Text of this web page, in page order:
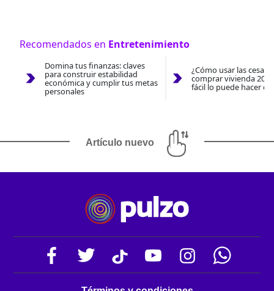
Recomendados en Entretenimiento
Domina tus finanzas: claves
para construir estabilidad
económica y cumplir tus metas
personales
¿Cómo usar las
comprar vivienda
fácil lo puede hacer
Artículo nuevo